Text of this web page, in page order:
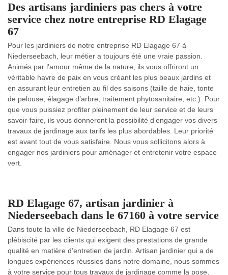
Des artisans jardiniers pas chers à votre
service chez notre entreprise RD Elagage
67
Pour les jardiniers de notre entreprise RD Elagage 67 à
Niederseebach, leur métier a toujours été une vraie passion.
Animés par l’amour même de la nature, ils vous offriront un
véritable havre de paix en vous créant les plus beaux jardins et
en assurant leur entretien au fil des saisons (taille de haie, tonte
de pelouse, élagage d’arbre, traitement phytosanitaire, etc.). Pour
que vous puissiez profiter pleinement de leur service et de leurs
savoir-faire, ils vous donneront la possibilité d’engager vos divers
travaux de jardinage aux tarifs les plus abordables. Leur priorité
est avant tout de vous satisfaire. Nous vous sollicitons alors à
engager nos jardiniers pour aménager et entretenir votre espace
vert.
RD Elagage 67, artisan jardinier à
Niederseebach dans le 67160 à votre service
Dans toute la ville de Niederseebach, RD Elagage 67 est
plébiscité par les clients qui exigent des prestations de grande
qualité en matière d’entretien de jardin. Artisan jardinier qui a de
longues expériences réussies dans notre domaine, nous sommes
à votre service pour tous travaux de jardinage comme la pose,